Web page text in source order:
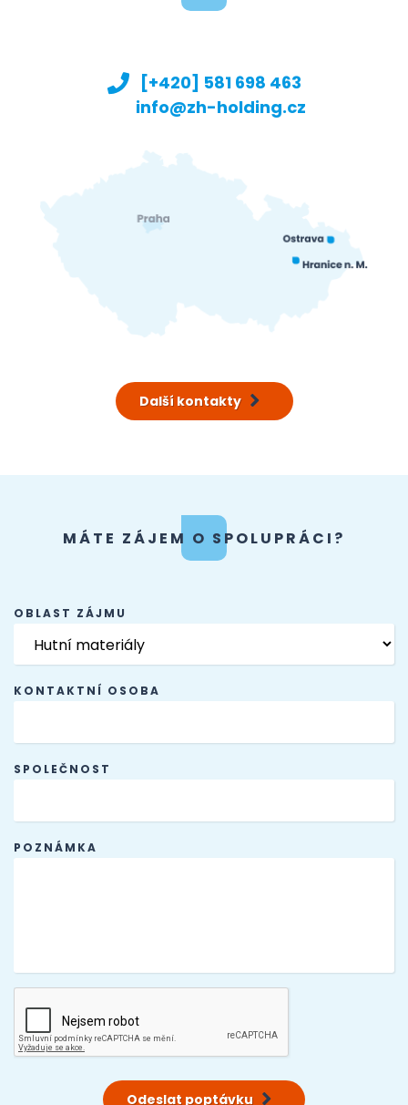
[+420] 581 698 463
info@zh-holding.cz
Další kontakty
MÁTE ZÁJEM O SPOLUPRÁCI?
OBLAST ZÁJMU
KONTAKTNÍ OSOBA
SPOLEČNOST
POZNÁMKA
Odeslat poptávku